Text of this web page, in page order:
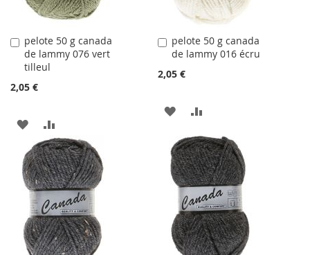
pelote 50 g canada
de lammy 076 vert
tilleul
2,05 €
Ajouter
au
panier
AJOUTER
À
LA
LISTE
D'ACHATS
AU
COMPARATEUR
pelote 50 g canada
de lammy 016 écru
2,05 €
Ajouter
au
panier
AJOUTER
LA
LISTE
D'ACHATS
AU
COMPARATEUR